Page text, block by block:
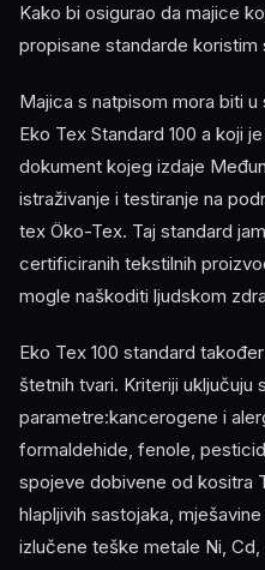
Kako bi osigurao da majice
propisane standarde
Majica s natpisom mora biti
Eko Tex Standard 100 a koji
dokument kojeg izdaje
istraživanje i testiranje na
tex Öko-Tex. Taj standard
certificiranih tekstilnih
mogle naškoditi ljudskom
Eko Tex 100 standard
štetnih tvari. Kriteriji uključuju
parametre:kancerogene i
formaldehide, fenole,
spojeve dobivene od kositra
hlapljivih sastojaka,
izlučene teške metale Ni,